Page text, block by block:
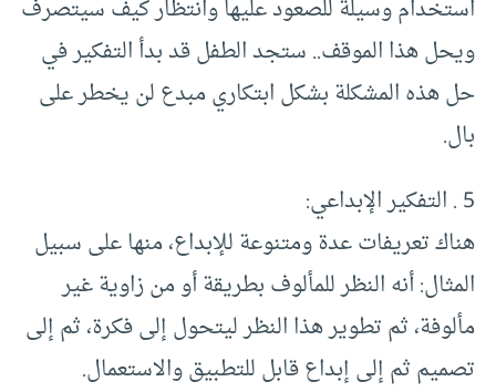
استخدام وسيلة للصعود عليها وانتظار كيف سيتصرف
ويحل هذا الموقف.. ستجد الطفل قد بدأ التفكير في
حل هذه المشكلة بشكل ابتكاري مبدع لن يخطر على
بال.
5 . التفكير الإبداعي:
هناك تعريفات عدة ومتنوعة للإبداع، منها على سبيل
المثال: أنه النظر للمألوف بطريقة أو من زاوية غير
مألوفة، ثم تطوير هذا النظر ليتحول إلى فكرة، ثم إلى
تصميم ثم إلى إبداع قابل للتطبيق والاستعمال.